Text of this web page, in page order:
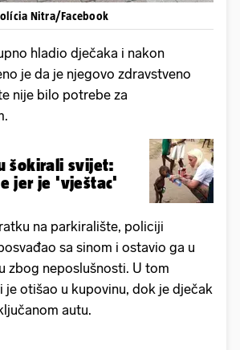
Nitra/Facebook
hladio dječaka i nakon
je da je njegovo zdravstveno
nije bilo potrebe za
šokirali svijet:
jer je 'vještac'
na parkiralište, policiji
sa sinom i ostavio ga u
zbog neposlušnosti. U tom
je otišao u kupovinu, dok je dječak
autu.